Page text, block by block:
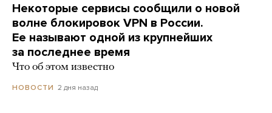
Некоторые сервисы сообщили о новой
волне блокировок VPN в России.
Ее называют одной из крупнейших
за последнее время
Что об этом известно
НОВОСТИ 2 дня назад